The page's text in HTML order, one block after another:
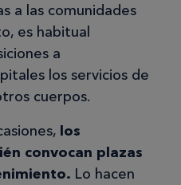
a las comunidades
es habitual
a
los servicios de
cuerpos.
los
convocan plazas
Lo hacen